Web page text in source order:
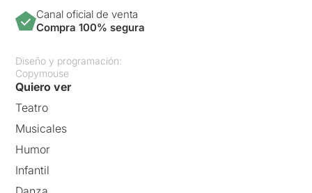
Canal oficial de venta
Compra 100% segura
Diseño y programación:
Copymouse
Quiero ver
Teatro
Musicales
Humor
Infantil